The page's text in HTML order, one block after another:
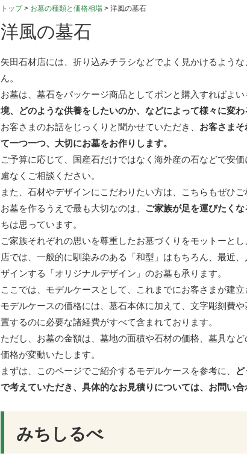
トップ> お墓の種類と価格相場 > 洋風の墓石
洋風の墓石
矢田石材店には、折り込みチラシなどでよく見かけるよう
ん。
お墓は、墓石をパッケージ商品としてポンと購入すればよい
境、どのような供養をしたいのか、などによって様々に変わ
お客さまのお話をじっくりと聞かせていただき、 お客さま
て一つ一つ、大切にお墓をお作りします。
ご予算に応じて、国産石だけではなく海外産の石などで安
慮なくご相談ください。
また、石材やデザインにこだわりたい方は、こちらもぜひご
お墓を作るうえで最も大切なのは、 ご家族が足を運びたく
ちは思っています。
ご家族それぞれの思いを尊重したお墓づくりをモットーと
店では、一般的に馴染みのある「和型」はもちろん、最近
ザインする「オリジナルデザイン」のお墓も承ります。
ここでは、モデルケースとして、これまでにお客さまが建立
モデルケースの価格には、墓石本体に加えて、文字彫刻費
置するのに必要な諸経費がすべて含まれております。
ただし、お墓の金額は、墓地の面積や石材の価格、墓具な
価格が変動いたします。
まずは、このページでご紹介するモデルケースを参考に、
で考えていただき、具体的なお見積りについては、お問い合
みちしるべ